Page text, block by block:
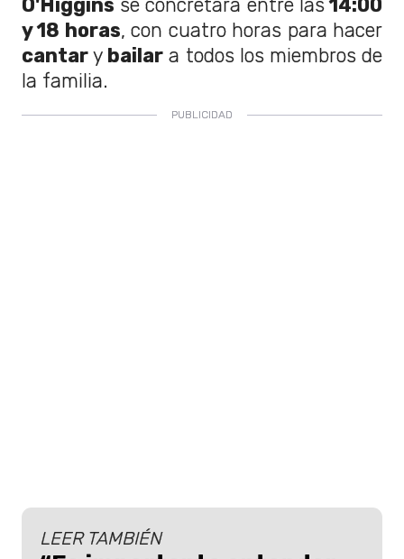
O'Higgins se concretará entre las14:00
y 18 horas, con cuatro horas para hacer
cantar y bailar a todos los miembros de
la familia.
LEER TAMBIÉN